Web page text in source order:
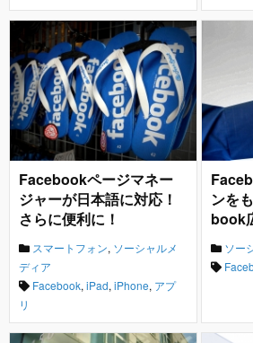
Facebookページマネー
ジャーが日本語に対応！
さらに便利に！
スマートフォン, ソーシャルメ
ディア
Facebook, iPad, iPhone, アプ
リ
ンを
book
ソー